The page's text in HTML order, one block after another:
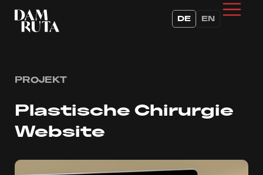
DE EN
PROJEKT
Plastische Chirurgie
Website